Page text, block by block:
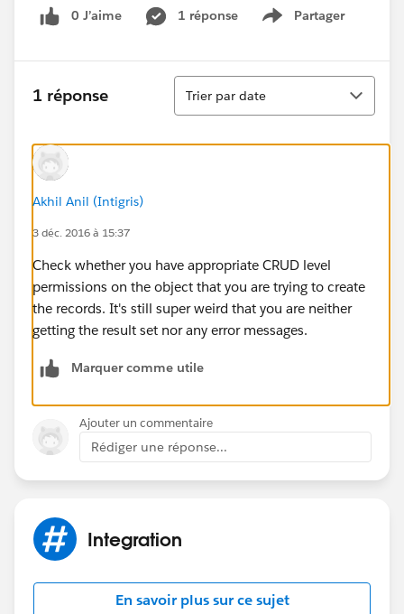
0 J’aime 1 réponse Partager
Show menu
1 réponse
Tri
Trier par date
Akhil Anil (Intigris)
3 déc. 2016 à 15:37
Check whether you have appropriate CRUD level
permissions on the object that you are trying to create
the records. It's still super weird that you are neither
getting the result set nor any error messages.
Marquer comme utile
Ajouter un commentaire
Rédiger une réponse...
Integration
En savoir plus sur ce sujet